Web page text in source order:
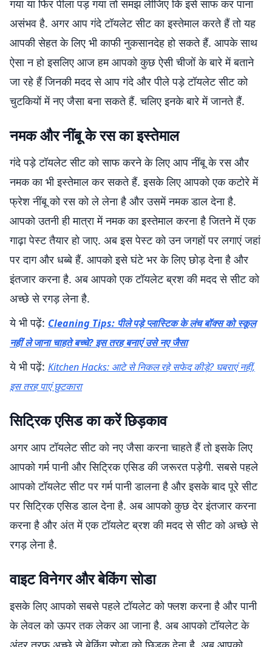
गया या फिर पीला पड़ गया तो समझ लीजिए कि इसे साफ कर पाना
असंभव है. अगर आप गंदे टॉयलेट सीट का इस्तेमाल करते हैं तो यह
आपकी सेहत के लिए भी काफी नुकसानदेह हो सकते हैं. आपके साथ
ऐसा न हो इसलिए आज हम आपको कुछ ऐसी चीजों के बारे में बताने
जा रहे हैं जिनकी मदद से आप गंदे और पीले पड़े टॉयलेट सीट को
चुटकियों में नए जैसा बना सकते हैं. चलिए इनके बारे में जानते हैं.
नमक और नींबू के रस का इस्तेमाल
गंदे पड़े टॉयलेट सीट को साफ करने के लिए आप नींबू के रस और
नमक का भी इस्तेमाल कर सकते हैं. इसके लिए आपको एक कटोरे में
फ्रेश नींबू को रस को ले लेना है और उसमें नमक डाल देना है.
आपको उतनी ही मात्रा में नमक का इस्तेमाल करना है जितने में एक
गाढ़ा पेस्ट तैयार हो जाए. अब इस पेस्ट को उन जगहों पर लगाएं जहां
पर दाग और धब्बे हैं. आपको इसे घंटे भर के लिए छोड़ देना है और
इंतजार करना है. अब आपको एक टॉयलेट ब्रश की मदद से सीट को
अच्छे से रगड़ लेना है.
ये भी पढ़ें: Cleaning Tips: पीले पड़े प्लास्टिक के लंच बॉक्स को स्कूल
नहीं ले जाना चाहते बच्चे? इस तरह बनाएं उसे नए जैसा
ये भी पढ़ें: Kitchen Hacks: आटे से निकल रहे सफेद कीड़े? घबराएं नहीं,
इस तरह पाएं छुटकारा
सिट्रिक एसिड का करें छिड़काव
अगर आप टॉयलेट सीट को नए जैसा करना चाहते हैं तो इसके लिए
आपको गर्म पानी और सिट्रिक एसिड की जरूरत पड़ेगी. सबसे पहले
आपको टॉयलेट सीट पर गर्म पानी डालना है और इसके बाद पूरे सीट
पर सिट्रिक एसिड डाल देना है. अब आपको कुछ देर इंतजार करना
करना है और अंत में एक टॉयलेट ब्रश की मदद से सीट को अच्छे से
रगड़ लेना है.
वाइट विनेगर और बेकिंग सोडा
इसके लिए आपको सबसे पहले टॉयलेट को फ्लश करना है और पानी
के लेवल को ऊपर तक लेकर आ जाना है. अब आपको टॉयलेट के